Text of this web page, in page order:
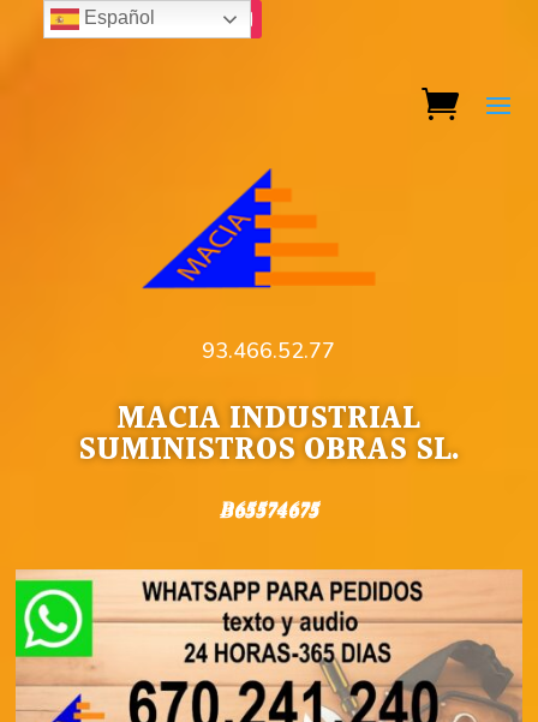
93.466.52.77
MACIA INDUSTRIAL
SUMINISTROS OBRAS SL.
B65574675
Español